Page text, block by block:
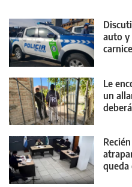
auto y
Le
un
queda